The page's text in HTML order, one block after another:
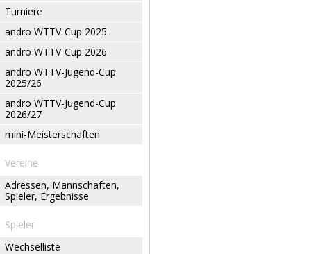
Turniere
andro WTTV-Cup 2025
andro WTTV-Cup 2026
andro WTTV-Jugend-Cup
2025/26
andro WTTV-Jugend-Cup
2026/27
mini-Meisterschaften
Vereine
Adressen, Mannschaften,
Spieler, Ergebnisse
Spieler
Wechselliste